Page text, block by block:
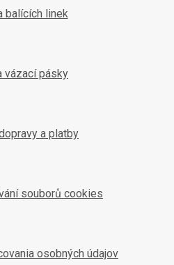
balících linek
vázací pásky
a platby
souborů cookies
osobných údajov